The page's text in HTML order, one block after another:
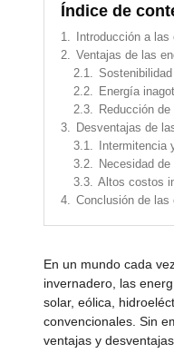
Índice de
1.
Introducción a
2. Ventajas de las
2.1. Sostenibilidad
2.2.
Energía
2.3.
Reducción
3.
Desventajas de
3.1.
Intermitencia
3.2.
Necesidad
3.3. Altos costos
4. Conclusión de las
En un mundo cada
invernadero, las
solar, eólica,
convencionales. Sin
ventajas y